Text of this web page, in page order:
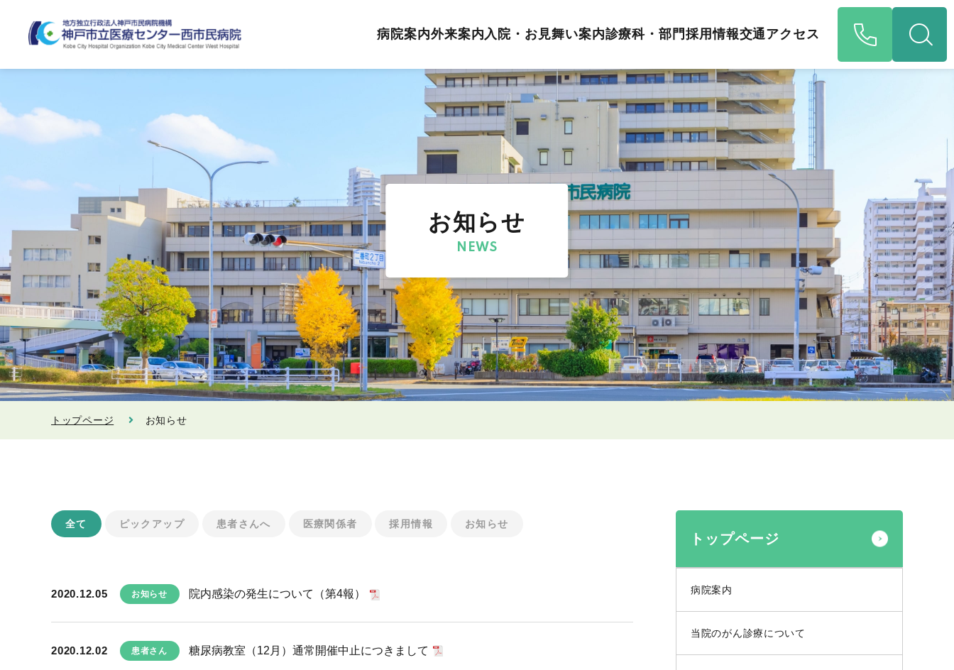
病院案内外来案内入院・お見舞い案内診療科・部門 採用情報交通アクセス
お知らせ
NEWS
トップページ お知らせ
全て ピックアップ 患者さんへ 医療関係者 採用情報 お知らせ
2020.12.05 お知らせ 院内感染の発生について（第4報）
2020.12.02 患者さん 糖尿病教室（12月）通常開催中止につきまして
トップページ
病院案内
当院のがん診療について